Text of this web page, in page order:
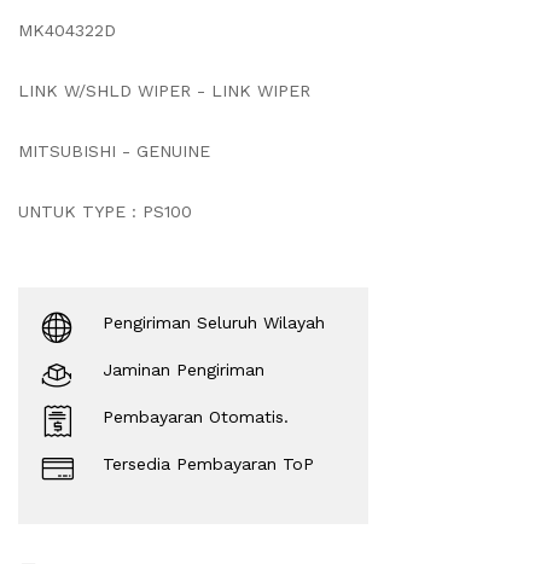
MK404322D
LINK W/SHLD WIPER - LINK WIPER
MITSUBISHI - GENUINE
UNTUK TYPE : PS100
Pengiriman Seluruh Wilayah
Jaminan Pengiriman
Pembayaran Otomatis.
Tersedia Pembayaran ToP